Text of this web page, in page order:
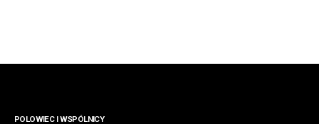
POLOWIEC I WSPÓLNICY